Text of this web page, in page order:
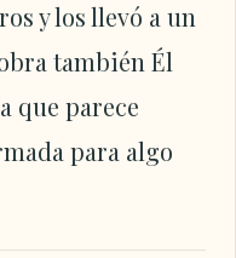
y los llevó a un
también Él
que parece
para algo